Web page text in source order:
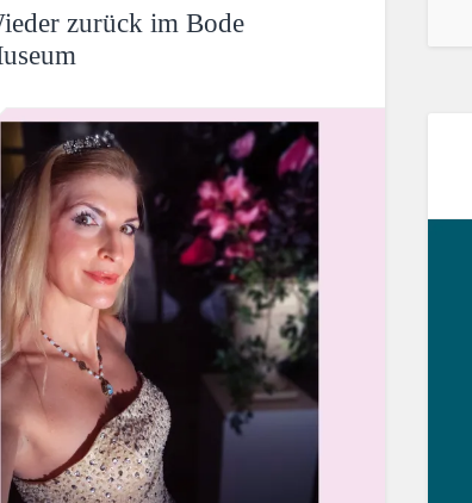
zurück im Bode